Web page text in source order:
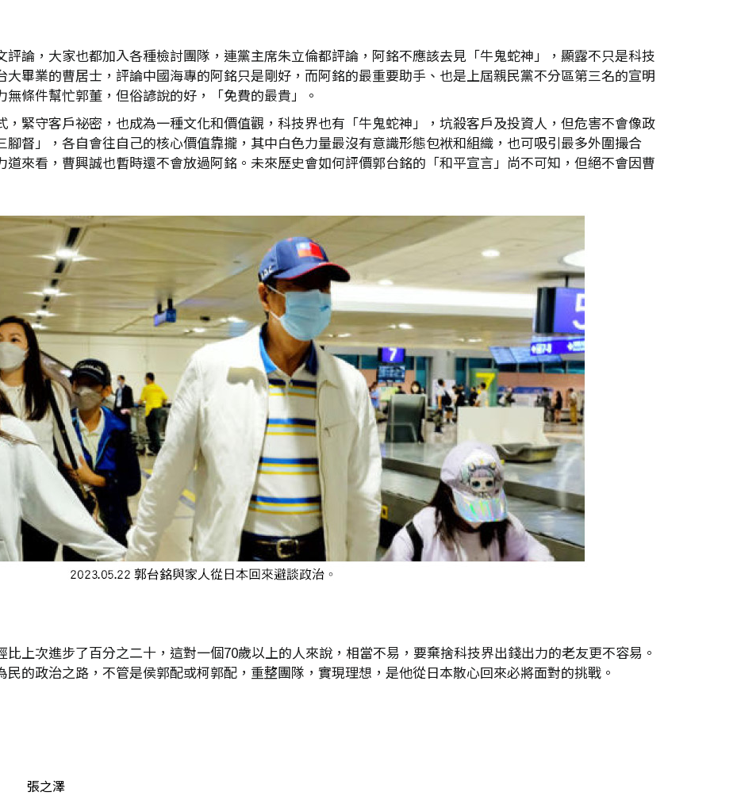
論，大家也都加入各種檢討團隊，連黨主席朱立倫都評論，阿銘不應該去見「牛鬼蛇神」，顯露不只是科技
畢業的曹居士，評論中國海專的阿銘只是剛好，而阿銘的最重要助手、也是上屆親民黨不分區第三名的宣明
條件幫忙郭董，但俗諺說的好，「免費的最貴」。
緊守客戶祕密，也成為一種文化和價值觀，科技界也有「牛鬼蛇神」，坑殺客戶及投資人，但危害不會像政
督」，各自會往自己的核心價值靠攏，其中白色力量最沒有意識形態包袱和組織，也可吸引最多外圍撮合
來看，曹興誠也暫時還不會放過阿銘。未來歷史會如何評價郭台銘的「和平宣言」尚不可知，但絕不會因曹
上次進步了百分之二十，這對一個70歲以上的人來說，相當不易，要棄捨科技界出錢出力的老友更不容易。
的政治之路，不管是侯郭配或柯郭配，重整團隊，實現理想，是他從日本散心回來必將面對的挑戰。
張之澤